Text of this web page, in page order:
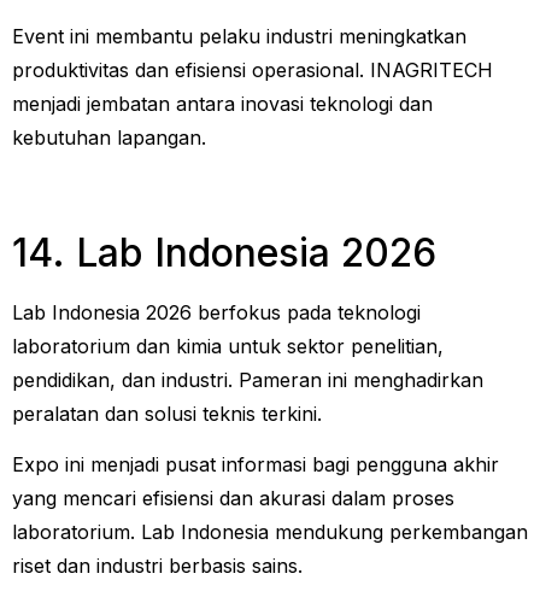
Event ini membantu pelaku industri meningkatkan
produktivitas dan efisiensi operasional. INAGRITECH
menjadi jembatan antara inovasi teknologi dan
kebutuhan lapangan.
14. Lab Indonesia 2026
Lab Indonesia 2026 berfokus pada teknologi
laboratorium dan kimia untuk sektor penelitian,
pendidikan, dan industri. Pameran ini menghadirkan
peralatan dan solusi teknis terkini.
Expo ini menjadi pusat informasi bagi pengguna akhir
yang mencari efisiensi dan akurasi dalam proses
laboratorium. Lab Indonesia mendukung perkembangan
riset dan industri berbasis sains.